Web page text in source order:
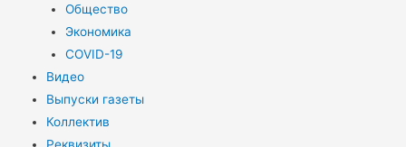
Общество
Экономика
COVID-19
Видео
Выпуски газеты
Коллектив